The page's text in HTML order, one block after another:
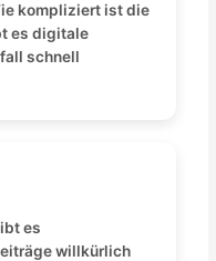
kompliziert ist die
es digitale
schnell
es
willkürlich